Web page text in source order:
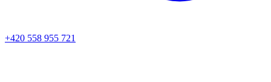
+420 558 955 721